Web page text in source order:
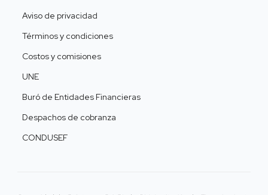
Aviso de privacidad
Términos y condiciones
Costos y comisiones
UNE
Buró de Entidades Financieras
Despachos de cobranza
CONDUSEF